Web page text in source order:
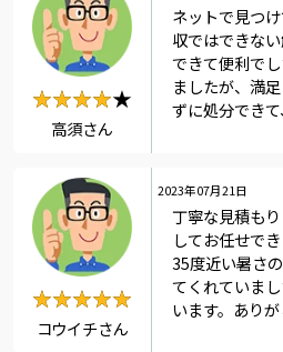
★★★★★
★★★★
高須さん
ネットで見つ
収ではできな
できて便利で
ましたが、満
ずに処分できて
2023年07月21日
★★★★★
★★★★★
コウイチさん
丁寧な見積も
してお任せでき
35度近い暑さ
てくれていま
います。ありが